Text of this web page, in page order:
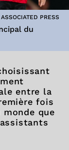
PRESS
du
entre la
fois
monde que